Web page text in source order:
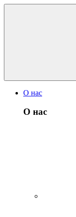
О нас
О нас